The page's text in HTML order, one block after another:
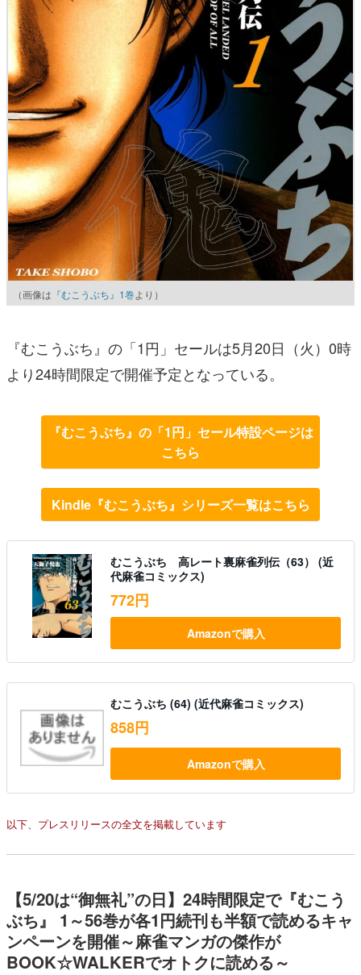
（画像は 『むこうぶち』1巻より）
『むこうぶち』の「1円」セールは5月20日（火）0時
より24時間限定で開催予定となっている。
『むこうぶち』の「1円」セール特設ページは
こちら
Kindle『むこうぶち』シリーズ一覧はこちら
むこうぶち 高レート裏麻雀列伝（63） (近
代麻雀コミックス)
772円
Amazonで購入
むこうぶち (64) (近代麻雀コミックス)
858円
Amazonで購入
以下、プレスリリースの全文を掲載しています
【5/20は“御無礼”の日】24時間限定で『むこう
ぶち』 1～56巻が各1円続刊も半額で読めるキャ
ンペーンを開催～麻雀マンガの傑作が
BOOK☆WALKERでオトクに読める～